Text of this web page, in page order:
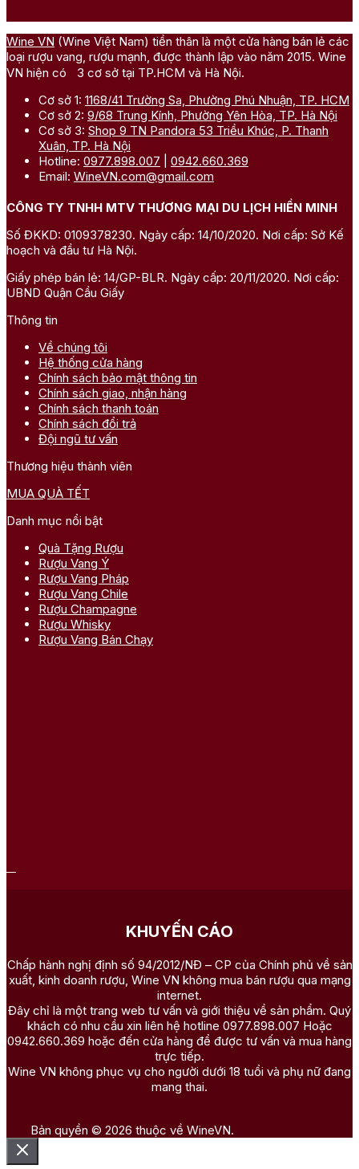
Wine VN (Wine Việt Nam) tiền thân là một cửa hàng bán lẻ các
loại rượu vang, rượu mạnh, được thành lập vào năm 2015. Wine
VN hiện có 3 cơ sở tại TP.HCM và Hà Nội.
Cơ sở 1: 1168/41 Trường Sa, Phường Phú Nhuận, TP. HCM
Cơ sở 2: 9/68 Trung Kính, Phường Yên Hòa, TP. Hà Nội
Cơ sở 3: Shop 9 TN Pandora 53 Triều Khúc, P. Thanh
Xuân, TP. Hà Nội
Hotline: 0977.898.007
0942.660.369
Email: WineVN.com@gmail.com
CÔNG TY TNHH MTV THƯƠNG MẠI DU LỊCH HIỀN MINH
Số ĐKKD: 0109378230. Ngày cấp: 14/10/2020. Nơi cấp: Sở Kế
hoạch và đầu tư Hà Nội.
Giấy phép bán lẻ: 14/GP-BLR. Ngày cấp: 20/11/2020. Nơi cấp:
UBND Quận Cầu Giấy
Thông tin
Về chúng tôi
Hệ thống cửa hàng
Chính sách bảo mật thông tin
Chính sách giao, nhận hàng
Chính sách thanh toán
Chính sách đổi trả
Đội ngũ tư vấn
Thương hiệu thành viên
MUA QUÀ TẾT
Danh mục nổi bật
Quà Tặng Rượu
Rượu Vang Ý
Rượu Vang Pháp
Rượu Vang Chile
Rượu Champagne
Rượu Whisky
Rượu Vang Bán Chạy
KHUYẾN CÁO
Chấp hành nghị định số 94/2012/NĐ – CP của Chính phủ về sản
xuất, kinh doanh rượu, Wine VN không mua bán rượu qua mạng
internet.
Đây chỉ là một trang web tư vấn và giới thiệu về sản phẩm. Quý
khách có nhu cầu xin liên hệ hotline 0977.898.007 Hoặc
0942.660.369 hoặc đến cửa hàng để được tư vấn và mua hàng
trực tiếp.
Wine VN không phục vụ cho người dưới 18 tuổi và phụ nữ đang
mang thai.
Bản quyền © 2026 thuộc về WineVN.